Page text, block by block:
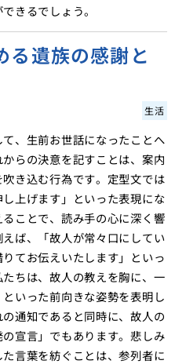
きるでしょう。
る遺族の感謝と
生活
、生前お世話になったことへ
らの決意を記すことは、案内
き込む行為です。定型文では
し上げます」といった表現にな
ことで、読み手の心に深く響
ば、「故人が常々口にしてい
てお伝えいたします」といっ
ちは、故人の教えを胸に、一
いった前向きな姿勢を表明し
通知であると同時に、故人の
宣言」でもあります。悲しみ
言葉を紡ぐことは、参列者に